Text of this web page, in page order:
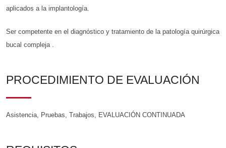
aplicados a la implantología.
Ser competente en el diagnóstico y tratamiento de la patología quirúrgica
bucal compleja .
PROCEDIMIENTO DE EVALUACIÓN
Asistencia, Pruebas, Trabajos, EVALUACIÓN CONTINUADA